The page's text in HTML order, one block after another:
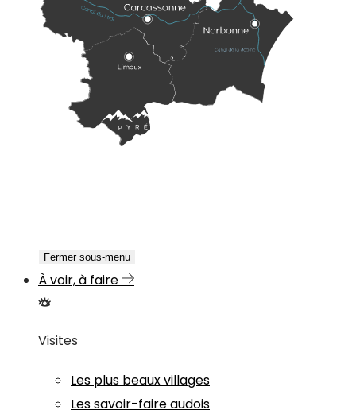
Fermer sous-menu
À voir, à faire
Visites
Les plus beaux villages
Les savoir-faire audois